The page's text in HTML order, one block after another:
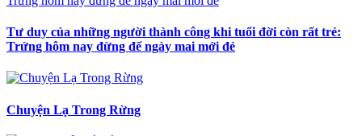
Tư duy của những người thành công khi tuổi đời còn rất trẻ:
Trứng hôm nay đừng để ngày mai mới đẻ
Chuyện Lạ Trong Rừng